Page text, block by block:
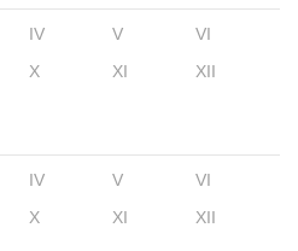
IV V
VI
X XI XII
IV V
VI
X XI XII